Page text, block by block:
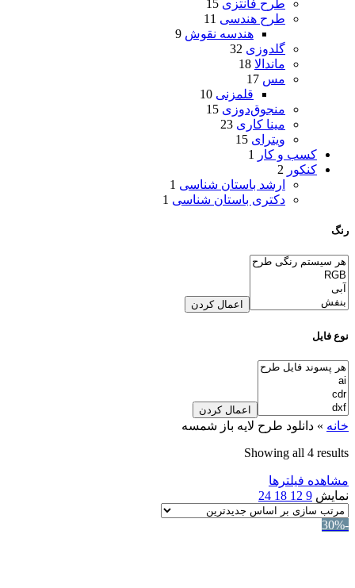
طرح فانتزی 15
طرح هندسی 11
هندسه نقوش 9
گلدوزی 32
ماندالا 18
مس 17
قلمزنی 10
منجوق‌دوزی 15
مینا کاری 23
ویترای 15
کسب و کار
1
کنکور 2
ارشد باستان شناسی 1
دکتری باستان شناسی 1
رنگ
اعمال کردن
نوع فایل
اعمال کردن
خانه » دانلود طرح لایه باز شمسه
Showing all 4 results
مشاهده فیلترها
نمایش 9
12
18
24
-30%